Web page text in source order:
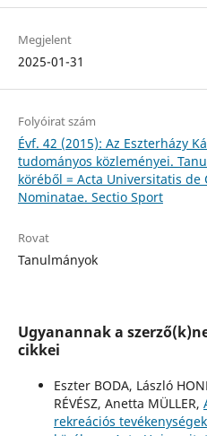
Megjelent
2025-01-31
Folyóirat szám
Évf. 42 (2015): Az Eszterházy
tudományos közleményei.
köréből = Acta Universitatis de
Nominatae. Sectio Sport
Rovat
Tanulmányok
Ugyanannak a
cikkei
Eszter BODA, László
RÉVÉSZ, Anetta MÜLLER,
rekreációs